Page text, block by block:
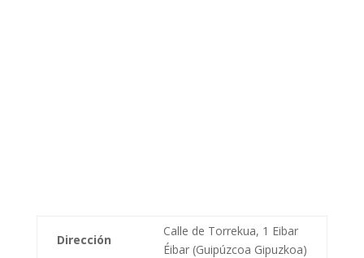
Dirección
Calle de Torrekua, 1 Eibar
Éibar (Guipúzcoa Gipuzkoa)